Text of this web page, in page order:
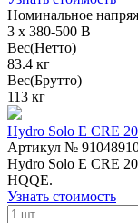
Номинальное
3 x 380-500 В
Вес(Нетто)
83.4 кг
Вес(Брутто)
113 кг
Hydro Solo E CRE
Артикул №
Hydro Solo E CRE
HQQE.
Узнать стоимость